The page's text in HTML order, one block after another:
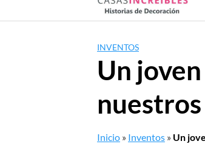
INVENTOS
Un
Inicio » Inventos » Un